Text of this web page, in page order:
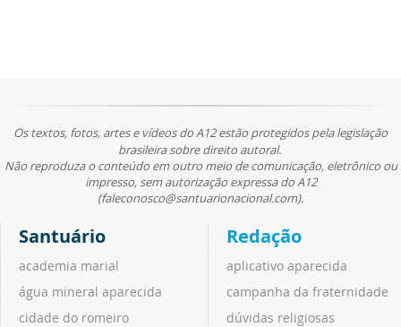
Os textos, fotos, artes e vídeos do A12 estão protegidos pela legislação
brasileira sobre direito autoral.
Não reproduza o conteúdo em outro meio de comunicação, eletrônico ou
impresso, sem autorização expressa do A12
(faleconosco@santuarionacional.com).
Santuário
academia marial
água mineral aparecida
cidade do romeiro
Redação
aplicativo aparecida
campanha da fraternidade
dúvidas religiosas